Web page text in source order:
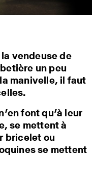
la vendeuse de
un peu
manivelle, il faut
font qu’à leur
se mettent à
bricelet ou
se mettent